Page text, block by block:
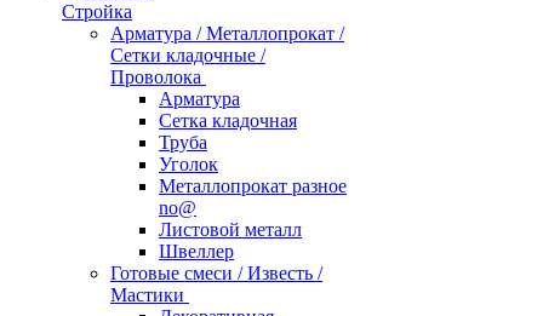
Стройка
Арматура / Металлопрокат /
Сетки кладочные /
Проволока
Арматура
Сетка кладочная
Труба
Уголок
Металлопрокат разное
no@
Листовой металл
Швеллер
Готовые смеси / Известь /
Мастики